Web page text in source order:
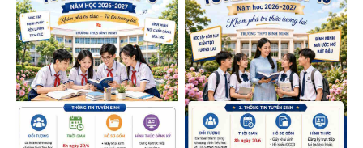
- Địa chỉ trường: Số 15, ngõ 10, phố Hoàn Kiếm
- Số điện thoại: 0102346486
- Website/Facebook: https://truongtieuhocbinhminh
Màu sắc chủ đạo: tươi sáng, tích cực nhưng trang
bố cục gọn gàng, cân đối, chuyên nghiệp, dễ đọc.
Ánh sáng tươi, không rối mắt, phù hợp đăng mạng xã